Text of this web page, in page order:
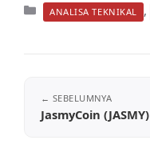
Kategori
ANALISA TEKNIKAL ,
JasmyCoin (JASMY)